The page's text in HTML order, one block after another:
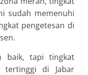
sudah memenuhi
pengetesan di
baik, tapi tingkat
tertinggi di Jabar